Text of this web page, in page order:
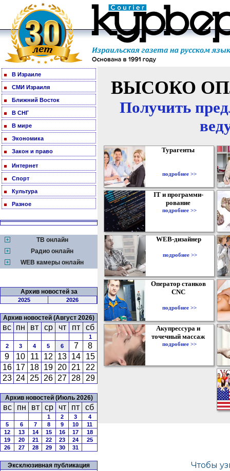
В Израиле
СМИ Израиля
Ближний Восток
В СНГ
В мире
Экономика
Закон и право
Интернет
Спорт
Культура
Разное
ТВ онлайн
Радио онлайн
WEB камеры онлайн
Архив новостей за
2025 2026
Архив новостей (Август 2026)
вс пн вт ср чт пт сб
1
2
3 4 5 6 7
8
9
10 11 12 13 14
15
16 17 18 19 20 21
22
23 24 25 26 27 28 29
Архив новостей (Июль 2026)
вс пн вт ср чт пт сб
1 2 3
4
5
6 7 8 9 10
11
12
13 14 15 16 17
18
19
20 21 22 23 24
25
26
27 28 29 30 31
Эксклюзивная публикация
ВЫСОКО
Получить
Турагенты
подробнее >>
IT и программи-
рование
подробнее >>
WEB-дизайнер
подробнее >>
Оператор станков
CNC
подробнее >>
Акупрессура и
точечный массаж
подробнее >>